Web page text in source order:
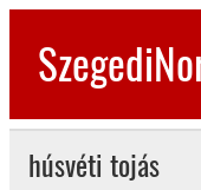
Skip
content
húsvéti tojás